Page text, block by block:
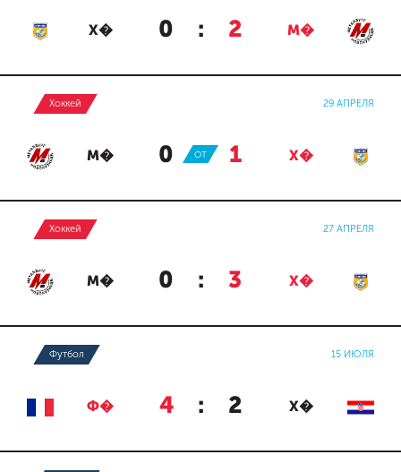
Х� 0 : 2 М�
Хоккей 29 АПРЕЛЯ
М� 0 : 1 Х�
ОТ
Хоккей 27 АПРЕЛЯ
М� 0 : 3 Х�
Футбол 15 ИЮЛЯ
Ф� 4 : 2 Х�